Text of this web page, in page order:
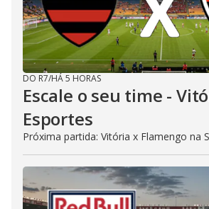
DO R7/HÁ 5 HORAS
Escale o seu time -
Esportes
Próxima partida: Vitória x Flamengo na